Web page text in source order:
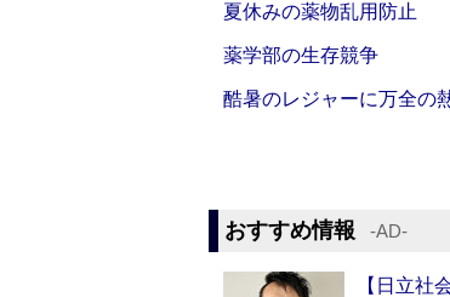
夏休みの薬物乱用防止
薬学部の生存競争
酷暑のレジャーに万全の
おすすめ情報 ‐AD‐
【日立社